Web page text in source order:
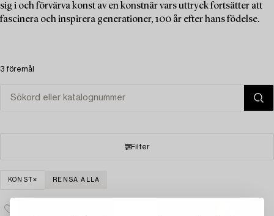
sig i och förvärva konst av en konstnär vars uttryck fortsätter att
fascinera och inspirera generationer, 100 år efter hans födelse.
3 föremål
Filter
KONST RENSA ALLA